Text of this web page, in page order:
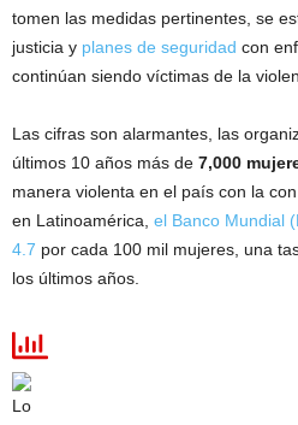
tomen las medidas pertinentes, se
justicia y planes de seguridad con
continúan siendo víctimas de la
Las cifras son alarmantes, las
últimos 10 años más de 7,000
manera violenta en el país con la
en Latinoamérica, el Banco Mundial
4.7 por cada 100 mil mujeres, una
los últimos años.